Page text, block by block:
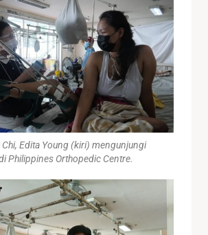
Chi, Edita Young (kiri) mengunjungi
Philippines Orthopedic Centre.